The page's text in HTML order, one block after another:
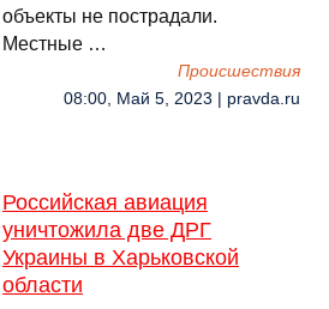
объекты не пострадали.
Местные …
Происшествия
08:00, Май 5, 2023 | pravda.ru
Российская авиация
уничтожила две ДРГ
Украины в Харьковской
области